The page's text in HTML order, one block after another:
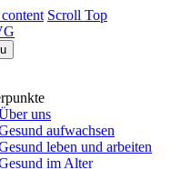
Scroll Top
uns
aufwachsen
leben und arbeiten
im Alter